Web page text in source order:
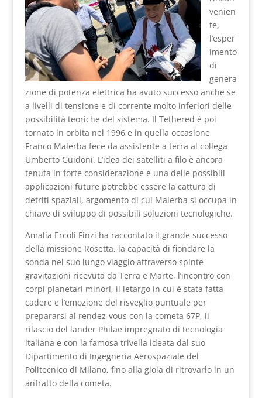
venien
te,
l’esper
imento
di
genera
zione di potenza elettrica ha avuto successo anche se
a livelli di tensione e di corrente molto inferiori delle
possibilità teoriche del sistema. Il Tethered è poi
tornato in orbita nel 1996 e in quella occasione
Franco Malerba fece da assistente a terra al collega
Umberto Guidoni. L’idea dei satelliti a filo è ancora
tenuta in forte considerazione e una delle possibili
applicazioni future potrebbe essere la cattura di
detriti spaziali, argomento di cui Malerba si occupa in
chiave di sviluppo di possibili soluzioni tecnologiche.
Amalia Ercoli Finzi ha raccontato il grande successo
della missione Rosetta, la capacità di fiondare la
sonda nel suo lungo viaggio attraverso spinte
gravitazioni ricevuta da Terra e Marte, l’incontro con
corpi planetari minori, il letargo in cui è stata fatta
cadere e l’emozione del risveglio puntuale per
prepararsi al rendez-vous con la cometa 67P, il
rilascio del lander Philae impregnato di tecnologia
italiana e con la famosa trivella ideata dal suo
Dipartimento di Ingegneria Aerospaziale del
Politecnico di Milano, fino alla gioia di ritrovarlo in un
anfratto della cometa.